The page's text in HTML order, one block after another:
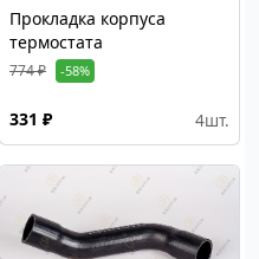
Прокладка корпуса
термостата
774 ₽ -58%
331 ₽ 4шт.